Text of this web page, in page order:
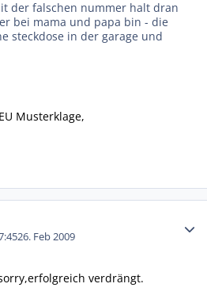
der falschen nummer halt dran
bei mama und papa bin - die
steckdose in der garage und
Musterklage,
26. Feb 2009
verdrängt.